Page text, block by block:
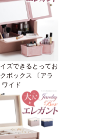
ズできるとってお
ボックス 〔アラ
ワイド